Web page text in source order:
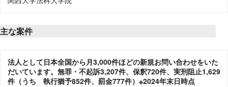
主な案件
法人として日本全国から月3,000件ほどの新規お問い合わせをいた
だいています。無罪・不起訴3,207件、保釈720件、実刑阻止1,629
件（うち 執行猶予852件、罰金777件）※2024年末日時点